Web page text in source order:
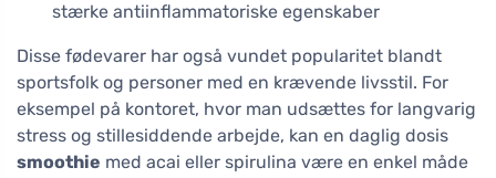
stærke antiinflammatoriske egenskaber
Disse fødevarer har også vundet popularitet blandt
sportsfolk og personer med en krævende livsstil. For
eksempel på kontoret, hvor man udsættes for langvarig
stress og stillesiddende arbejde, kan en daglig dosis
smoothie med acai eller spirulina være en enkel måde